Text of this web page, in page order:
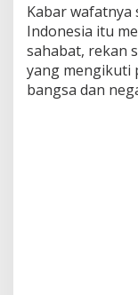
Kabar
Indonesia itu
sahabat, rekan
yang mengikuti
bangsa dan